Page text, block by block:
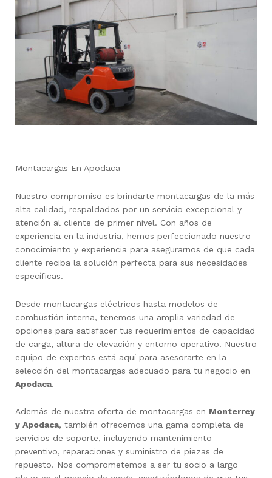
Montacargas En Apodaca
Nuestro compromiso es brindarte montacargas de la más
alta calidad, respaldados por un servicio excepcional y
atención al cliente de primer nivel. Con años de
experiencia en la industria, hemos perfeccionado nuestro
conocimiento y experiencia para asegurarnos de que cada
cliente reciba la solución perfecta para sus necesidades
específicas.
Desde montacargas eléctricos hasta modelos de
combustión interna, tenemos una amplia variedad de
opciones para satisfacer tus requerimientos de capacidad
de carga, altura de elevación y entorno operativo. Nuestro
equipo de expertos está aquí para asesorarte en la
selección del montacargas adecuado para tu negocio en
Apodaca.
Además de nuestra oferta de montacargas en Monterrey
y Apodaca, también ofrecemos una gama completa de
servicios de soporte, incluyendo mantenimiento
preventivo, reparaciones y suministro de piezas de
repuesto. Nos comprometemos a ser tu socio a largo